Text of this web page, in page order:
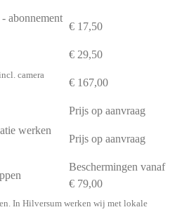
abonnement
€ 17,50
€ 29,50
camera
€ 167,00
Prijs op aanvraag
werken
Prijs op aanvraag
Beschermingen vanaf
€ 79,00
In Hilversum werken wij met lokale